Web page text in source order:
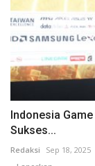
Indonesia
Sukses...
Redaksi Sep 18, 2025